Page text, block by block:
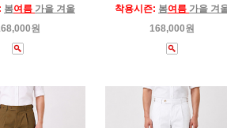
봄여름 가을 겨울
원
착용시즌: 봄여름 가을 겨
168,000원